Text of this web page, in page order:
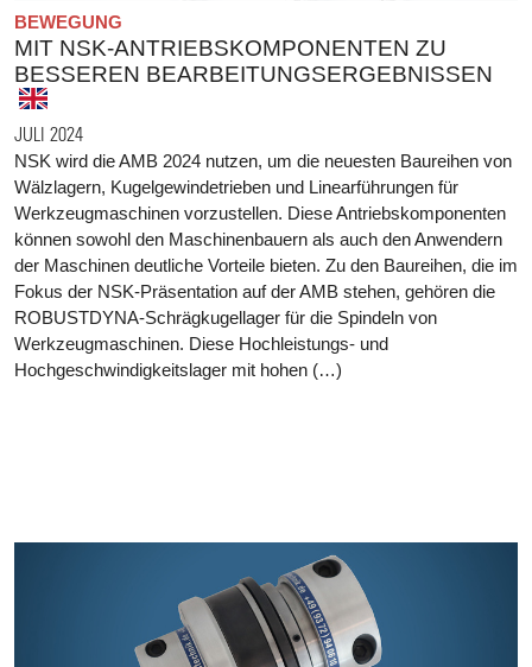
BEWEGUNG
MIT NSK-ANTRIEBSKOMPONENTEN ZU
BESSEREN BEARBEITUNGSERGEBNISSEN
JULI 2024
NSK wird die AMB 2024 nutzen, um die neuesten Baureihen von
Wälzlagern, Kugelgewindetrieben und Linearführungen für
Werkzeugmaschinen vorzustellen. Diese Antriebskomponenten
können sowohl den Maschinenbauern als auch den Anwendern
der Maschinen deutliche Vorteile bieten. Zu den Baureihen, die im
Fokus der NSK-Präsentation auf der AMB stehen, gehören die
ROBUSTDYNA-Schrägkugellager für die Spindeln von
Werkzeugmaschinen. Diese Hochleistungs- und
Hochgeschwindigkeitslager mit hohen (…)